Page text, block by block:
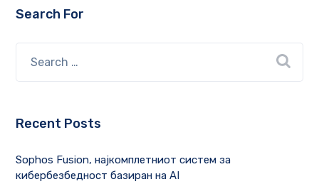
Search For
Recent Posts
Sophos Fusion, најкомплетниот систем за
кибербезбедност базиран на AI